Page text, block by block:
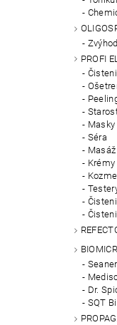
PROFI
Masky
Séra
Krémy
Dr.
SQT